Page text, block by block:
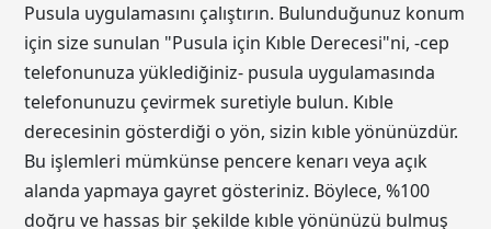
Pusula uygulamasını çalıştırın. Bulunduğunuz konum
için size sunulan "Pusula için Kıble Derecesi"ni, -cep
telefonunuza yüklediğiniz- pusula uygulamasında
telefonunuzu çevirmek suretiyle bulun. Kıble
derecesinin gösterdiği o yön, sizin kıble yönünüzdür.
Bu işlemleri mümkünse pencere kenarı veya açık
alanda yapmaya gayret gösteriniz. Böylece, %100
doğru ve hassas bir şekilde kıble yönünüzü bulmuş